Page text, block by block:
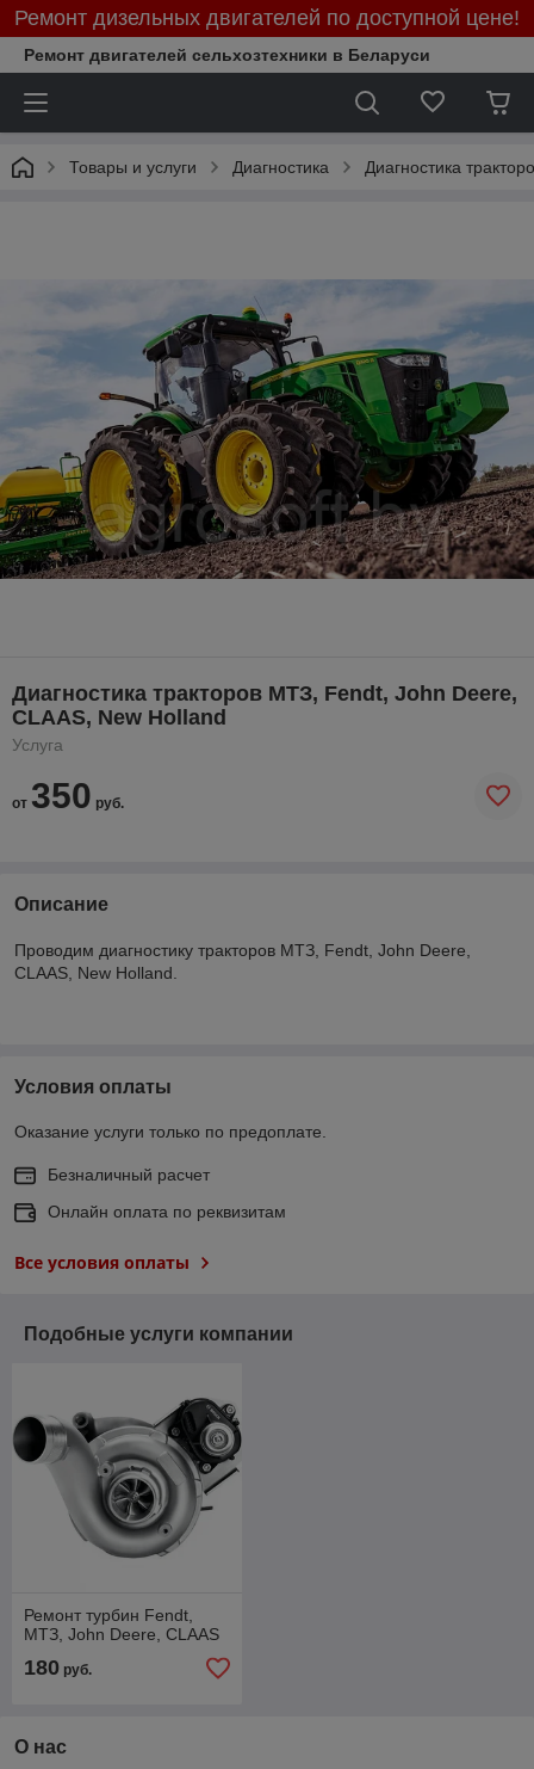
Ремонт дизельных двигателей по доступной цене!
Ремонт двигателей сельхозтехники в Беларуси
Товары и услуги Диагностика Диагностика
Диагностика тракторов МТЗ, Fendt, John Deere,
CLAAS, New Holland
Услуга
от 350 руб.
Описание
Проводим диагностику тракторов МТЗ, Fendt, John Deere,
CLAAS, New Holland.
Условия оплаты
Оказание услуги только по предоплате.
Безналичный расчет
Онлайн оплата по реквизитам
Все условия оплаты
Подобные услуги компании
Ремонт турбин Fendt,
МТЗ, John Deere, CLAAS
180 руб.
О нас